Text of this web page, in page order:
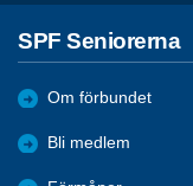
SPF Seniorerna
Om förbundet
Bli medlem